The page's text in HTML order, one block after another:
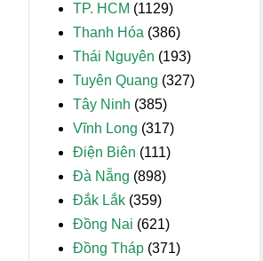
TP. HCM (1129)
Thanh Hóa (386)
Thái Nguyên (193)
Tuyên Quang (327)
Tây Ninh (385)
Vĩnh Long (317)
Điện Biên (111)
Đà Nẵng (898)
Đắk Lắk (359)
Đồng Nai (621)
Đồng Tháp (371)